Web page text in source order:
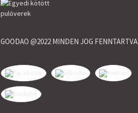
GOODAO @2022 MINDEN JOG FENNTARTVA